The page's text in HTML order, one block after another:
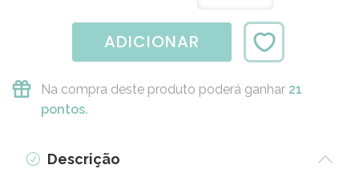
ADICIONAR
Na compra deste produto poderá ganhar 21
pontos.
Descrição